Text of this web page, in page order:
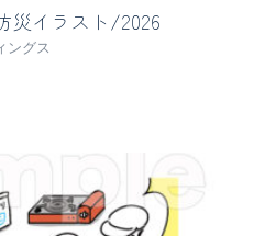
災イラスト/2026
ングス